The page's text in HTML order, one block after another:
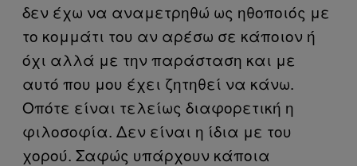
δεν έχω να αναμετρηθώ ως ηθοποιός με
το κομμάτι του αν αρέσω σε κάποιον ή
όχι αλλά με την παράσταση και με
αυτό που μου έχει ζητηθεί να κάνω.
Οπότε είναι τελείως διαφορετική η
φιλοσοφία. Δεν είναι η ίδια με του
χορού. Σαφώς υπάρχουν κάποια